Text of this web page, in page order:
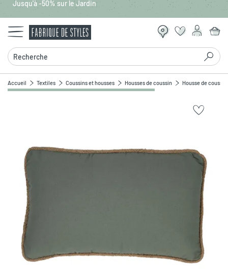
Aller au contenu principal
Jusqu'à -50% sur le Jardin
Recherche
Accueil Textiles Coussins et housses Housses de coussin Housse de
Zoomer sur l'image